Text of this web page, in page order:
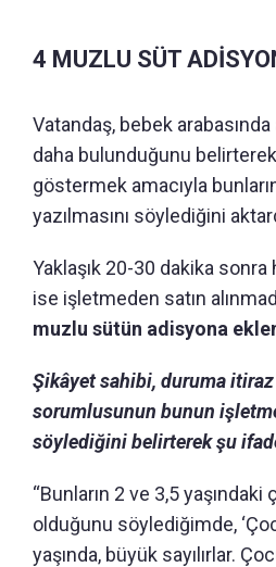
4 MUZLU SÜT
Vatandaş, bebek
daha bulunduğunu
göstermek amacıyla
yazılmasını söylediğini
Yaklaşık 20-30 dakika
ise işletmeden satın
muzlu sütün adisyona
Şikâyet sahibi, duruma
sorumlusunun bunun
söylediğini belirterek şu
“Bunların 2 ve 3,5
olduğunu söylediğimde,
yaşında, büyük sayılırlar.